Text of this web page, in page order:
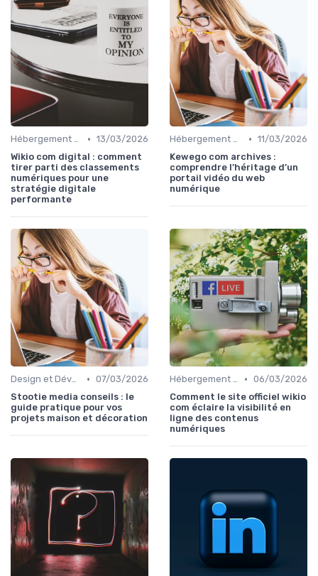
Hébergement et Maintenance Web • 13/03/2026
Wikio com digital : comment
tirer parti des classements
numériques pour une
stratégie digitale
performante
Hébergement et Maintenance Web • 11/03/2026
Kewego com archives :
comprendre l’héritage d’un
portail vidéo du web
numérique
Design et Développement Web • 07/03/2026
Stootie media conseils : le
guide pratique pour vos
projets maison et décoration
Hébergement et Maintenance Web • 06/03/2026
Comment le site officiel wikio
com éclaire la visibilité en
ligne des contenus
numériques